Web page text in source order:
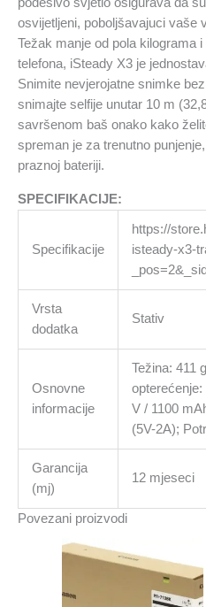
podesivo svjetlo osigurava da
osvijetljeni, poboljšavajuci vaše
Težak manje od pola kilograma
telefona, iSteady X3 je
Snimite nevjerojatne snimke
snimajte selfije unutar 10 m
savršenom baš onako kako
spreman je za trenutno
praznoj bateriji.
SPECIFIKACIJE:
Specifikacije
https://
isteady-x3-
Vrsta
dodatka
Stativ
Osnovne
informacije
Težina: 411
opterećenje:
V / 1100
(5V-2A);
Garancija
(mj)
12 mjeseci
Povezani proizvodi